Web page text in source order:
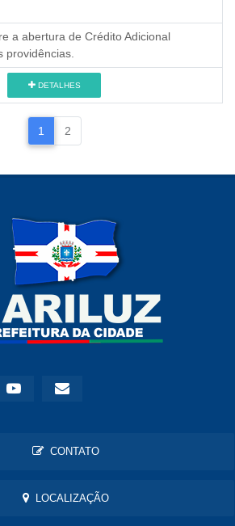
a abertura de Crédito Adicional
providências.
DETALHES
1 2
CONTATO
LOCALIZAÇÃO